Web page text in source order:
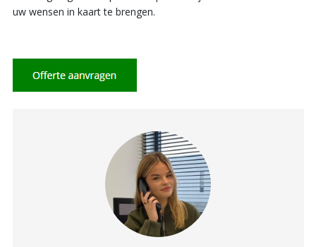
uw wensen in kaart te brengen.